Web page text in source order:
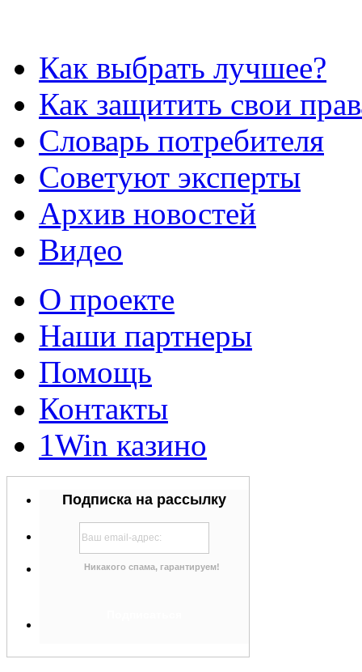
Как выбрать лучшее?
Как защитить свои
Словарь потребителя
Советуют эксперты
Архив новостей
Видео
О проекте
Наши партнеры
Помощь
Контакты
1Win казино
Подписка на рассылку
Никакого спама, гарантируем!